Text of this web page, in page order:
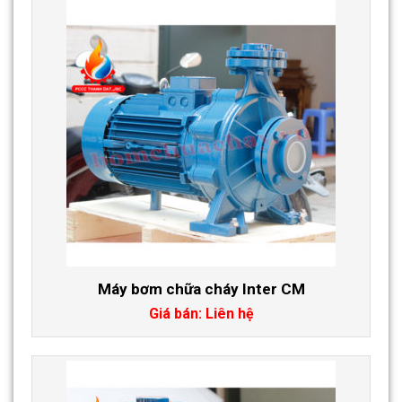
Máy bơm chữa cháy Inter CM
Giá bán: Liên hệ